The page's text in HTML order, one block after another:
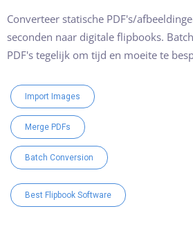
Converteer statische PDF's/
seconden naar digitale flipbooks.
PDF's tegelijk om tijd en moeite te
Import Images
Merge PDFs
Batch Conversion
Best Flipbook Software